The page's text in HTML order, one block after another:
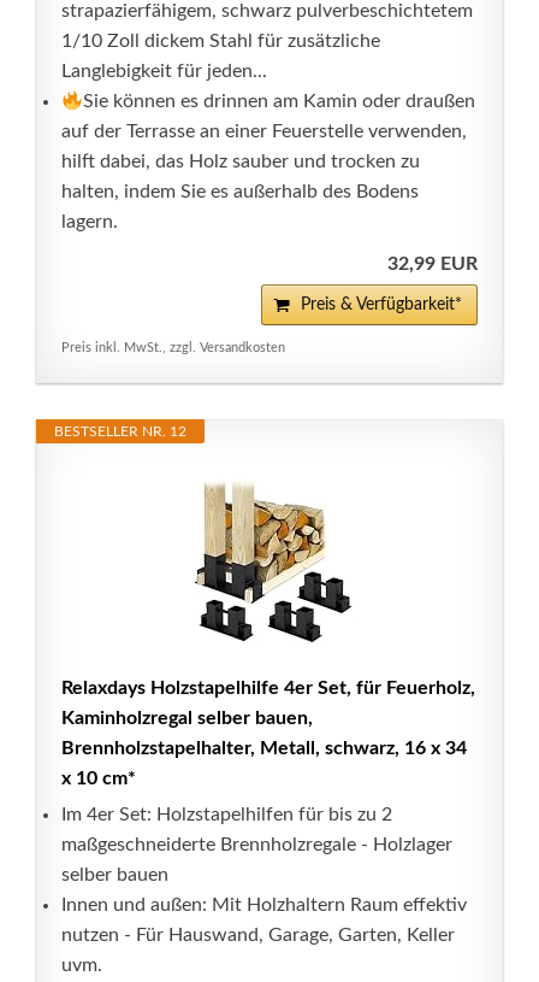
strapazierfähigem, schwarz pulverbeschichtetem
1/10 Zoll dickem Stahl für zusätzliche
Langlebigkeit für jeden...
Sie können es drinnen am Kamin oder draußen
auf der Terrasse an einer Feuerstelle verwenden,
hilft dabei, das Holz sauber und trocken zu
halten, indem Sie es außerhalb des Bodens
lagern.
32,99 EUR
Preis & Verfügbarkeit*
Preis inkl. MwSt., zzgl. Versandkosten
BESTSELLER NR. 12
Relaxdays Holzstapelhilfe 4er Set, für Feuerholz,
Kaminholzregal selber bauen,
Brennholzstapelhalter, Metall, schwarz, 16 x 34
x 10 cm*
Im 4er Set: Holzstapelhilfen für bis zu 2
maßgeschneiderte Brennholzregale - Holzlager
selber bauen
Innen und außen: Mit Holzhaltern Raum effektiv
nutzen - Für Hauswand, Garage, Garten, Keller
uvm.